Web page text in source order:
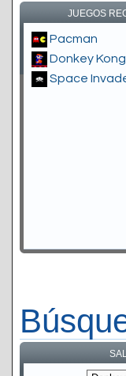
JUEGOS
Pacman
Donkey Kong
Space